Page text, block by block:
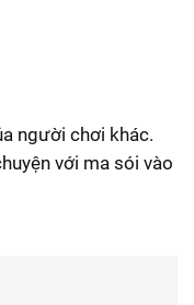
người chơi khác.
với ma sói vào